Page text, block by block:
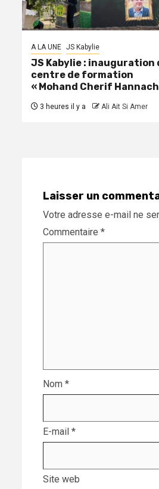
A LA UNE JS Kabylie
JS Kabylie : inauguration
centre de formation
« Mohand Cherif
3 heures il y a Ali Ait Si Amer
Laisser un
Votre adresse e-mail ne
Commentaire *
Nom *
E-mail *
Site web